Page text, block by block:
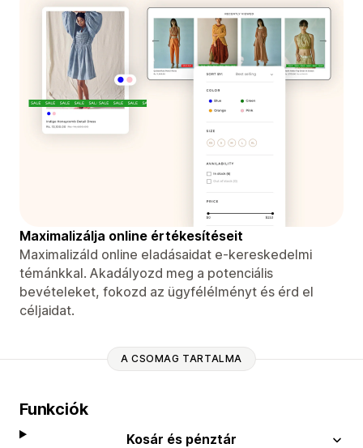
Maximalizálja online értékesítéseit
Maximalizáld online eladásaidat e-kereskedelmi
témánkkal. Akadályozd meg a potenciális
bevételeket, fokozd az ügyfélélményt és érd el
céljaidat.
A CSOMAG TARTALMA
Funkciók
Kosár és pénztár